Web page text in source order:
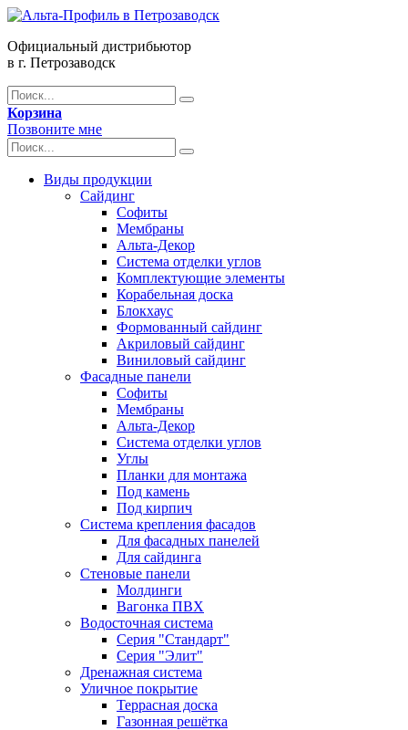
Официальный дистрибьютор
в г. Петрозаводск
Корзина
Позвоните мне
Виды продукции
Сайдинг
Софиты
Мембраны
Альта-Декор
Система отделки углов
Комплектующие элементы
Корабельная доска
Блокхаус
Формованный сайдинг
Акриловый сайдинг
Виниловый сайдинг
Фасадные панели
Софиты
Мембраны
Альта-Декор
Система отделки углов
Углы
Планки для монтажа
Под камень
Под кирпич
Система крепления фасадов
Для фасадных панелей
Для сайдинга
Стеновые панели
Молдинги
Вагонка ПВХ
Водосточная система
Серия "Стандарт"
Серия "Элит"
Дренажная система
Уличное покрытие
Террасная доска
Газонная решётка